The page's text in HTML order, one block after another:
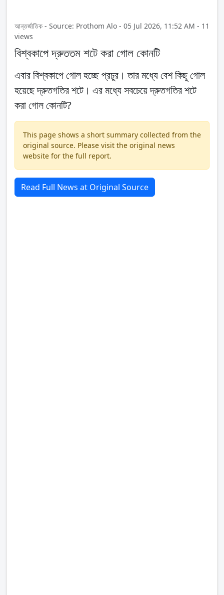
আন্তর্জাতিক - Source: Prothom Alo - 05 Jul 2026, 11:52 AM - 11
views
বিশ্বকাপে দ্রুততম শটে করা গোল কোনটি
এবার বিশ্বকাপে গোল হচ্ছে প্রচুর। তার মধ্যে বেশ কিছু গোল
হয়েছে দ্রুতগতির শটে। এর মধ্যে সবচেয়ে দ্রুতগতির শটে
করা গোল কোনটি?
This page shows a short summary collected from the
original source. Please visit the original news
website for the full report.
Read Full News at Original Source